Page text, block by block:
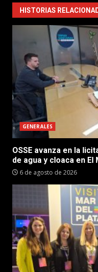
HISTORIAS
GENERALES
OSSE avanza en la
de agua y cloaca en El
6 de agosto de 2026